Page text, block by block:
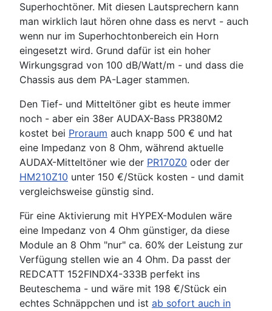
Superhochtöner. Mit diesen Lautsprechern kann
man wirklich laut hören ohne dass es nervt - auch
wenn nur im Superhochtonbereich ein Horn
eingesetzt wird. Grund dafür ist ein hoher
Wirkungsgrad von 100 dB/Watt/m - und dass die
Chassis aus dem PA-Lager stammen.
Den Tief- und Mitteltöner gibt es heute immer
noch - aber ein 38er AUDAX-Bass PR380M2
kostet bei Proraum auch knapp 500 € und hat
eine Impedanz von 8 Ohm, während aktuelle
AUDAX-Mitteltöner wie der PR170Z0 oder der
HM210Z10 unter 150 €/Stück kosten - und damit
vergleichsweise günstig sind.
Für eine Aktivierung mit HYPEX-Modulen wäre
eine Impedanz von 4 Ohm günstiger, da diese
Module an 8 Ohm "nur" ca. 60% der Leistung zur
Verfügung stellen wie an 4 Ohm. Da passt der
REDCATT 152FINDX4-333B perfekt ins
Beuteschema - und wäre mit 198 €/Stück ein
echtes Schnäppchen und ist ab sofort auch in